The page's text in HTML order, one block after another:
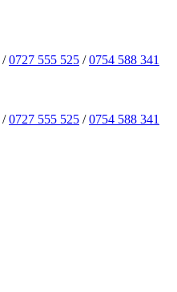
/0727 555 525 /0754 588 341
/0727 555 525 /0754 588 341